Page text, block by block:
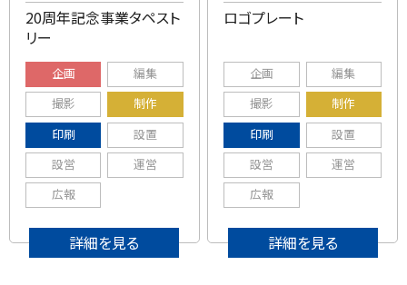
20周年記念事業タペスト
リー
企画
編集
撮影
制作
印刷
設置
設営
運営
広報
詳細を見る
ロゴプレート
企画
編集
撮影
制作
印刷
設置
設営
運営
広報
詳細を見る